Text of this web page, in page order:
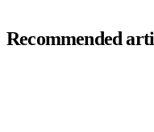
Recommended